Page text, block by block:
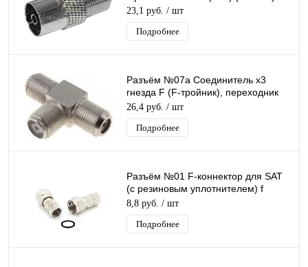
23,1 руб. / шт
Подробнее
Разъём №07а Соединитель x3
гнезда F (F-тройник), переходник
F-гнездо на 2 F-гнезда (T-бочка)
26,4 руб. / шт
Подробнее
Разъём №01 F-коннектор для SAT
(с резиновым уплотнителем) f
разъем OT-AVT13 (TD-005) (TS-
005)
8,8 руб. / шт
Подробнее